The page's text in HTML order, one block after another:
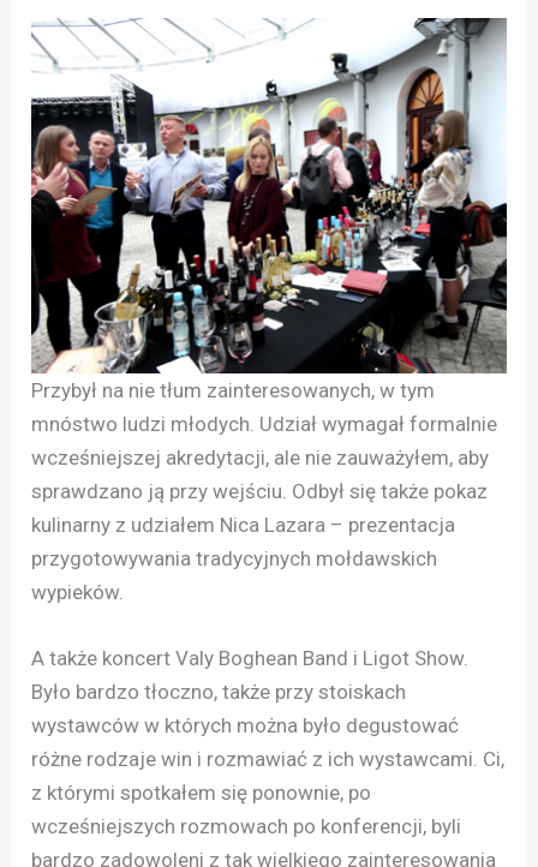
Przybył na nie tłum zainteresowanych, w tym
mnóstwo ludzi młodych. Udział wymagał formalnie
wcześniejszej akredytacji, ale nie zauważyłem, aby
sprawdzano ją przy wejściu. Odbył się także pokaz
kulinarny z udziałem Nica Lazara – prezentacja
przygotowywania tradycyjnych mołdawskich
wypieków.
A także koncert Valy Boghean Band i Ligot Show.
Było bardzo tłoczno, także przy stoiskach
wystawców w których można było degustować
różne rodzaje win i rozmawiać z ich wystawcami. Ci,
z którymi spotkałem się ponownie, po
wcześniejszych rozmowach po konferencji, byli
bardzo zadowoleni z tak wielkiego zainteresowania